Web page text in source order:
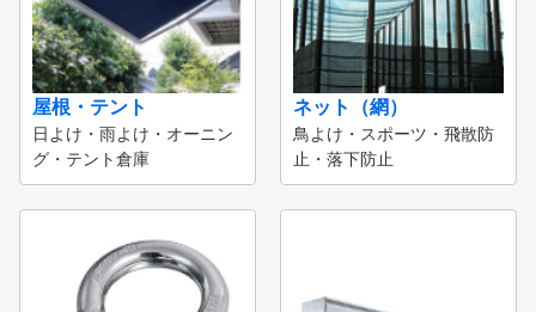
屋根・テント
日よけ・雨よけ・オーニン
グ・テント倉庫
ネット（網）
鳥よけ・スポーツ・飛散防
止・落下防止